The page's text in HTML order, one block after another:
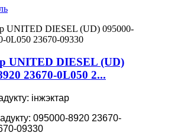
UNITED DIESEL (UD)
23670-0L050 2...
інжэктар
095000-8920 23670-
09330